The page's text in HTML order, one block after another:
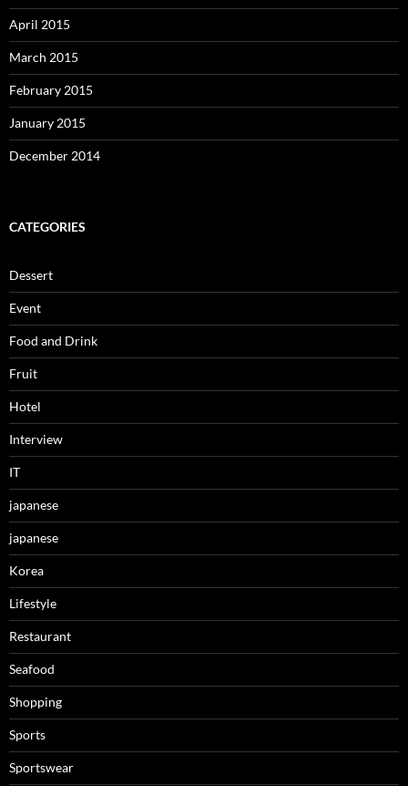
April 2015
March 2015
February 2015
January 2015
December 2014
CATEGORIES
Dessert
Event
Food and Drink
Fruit
Hotel
Interview
IT
japanese
japanese
Korea
Lifestyle
Restaurant
Seafood
Shopping
Sports
Sportswear